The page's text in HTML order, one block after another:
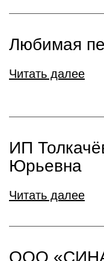
Любимая
Читать далее
ИП
Юрьевна
Читать далее
ООО